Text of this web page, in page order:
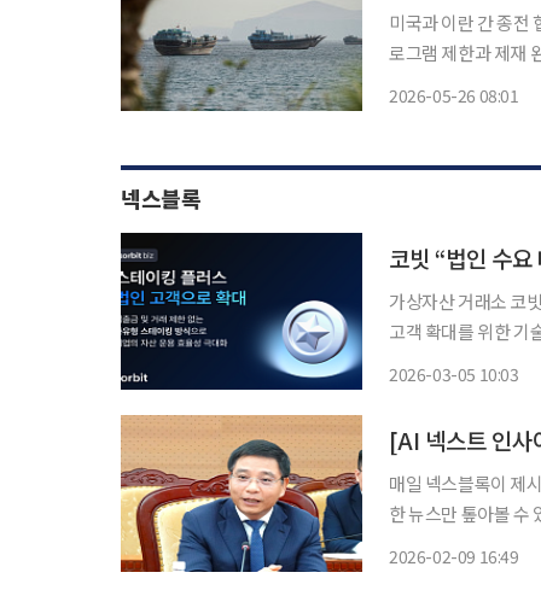
미국과 이란 간 종전
로그램 제한과 제재
2026-05-26 08:01
넥스블록
코빗 “법인 수
가상자산 거래소 코
고객 확대를 위한 기술·운
2026-03-05 10:03
[AI 넥스트 인
매일 넥스블록이 제
한 뉴스만 톺아볼 수
2026-02-09 16:49